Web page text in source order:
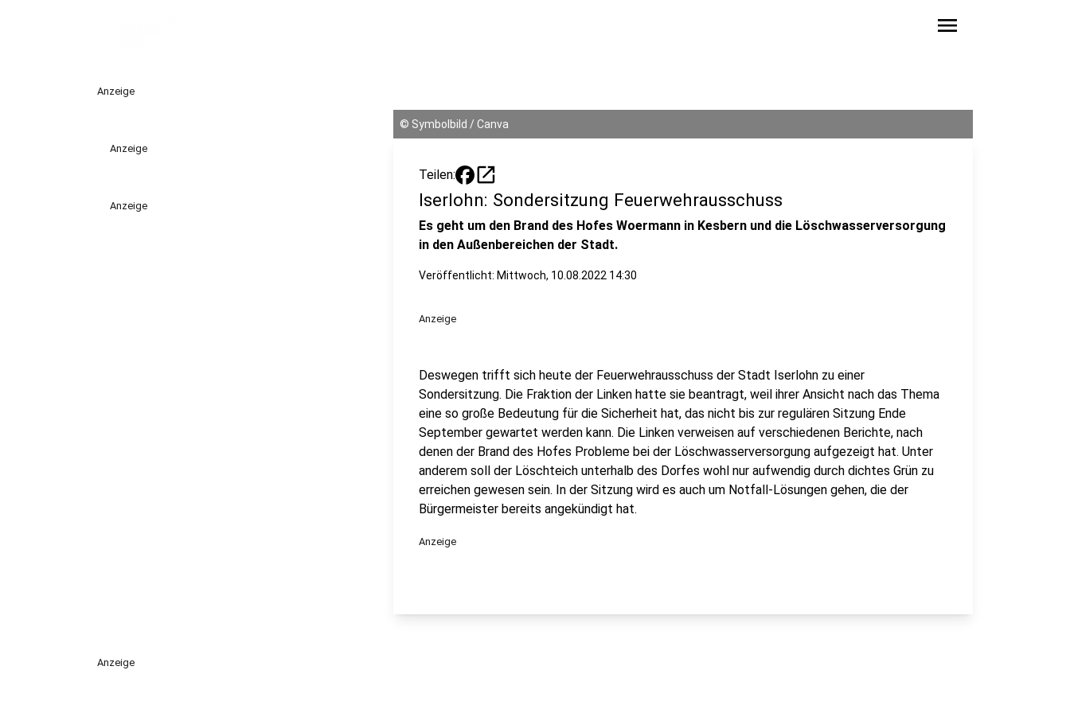
menu
Anzeige
Anzeige
Anzeige
© Symbolbild / Canva
Teilen: open_in_new
Iserlohn: Sondersitzung Feuerwehrausschuss
Es geht um den Brand des Hofes Woermann in Kesbern und die Löschwasserversorgung
in den Außenbereichen der Stadt.
Veröffentlicht: Mittwoch, 10.08.2022 14:30
Anzeige
Deswegen trifft sich heute der Feuerwehrausschuss der Stadt Iserlohn zu einer
Sondersitzung. Die Fraktion der Linken hatte sie beantragt, weil ihrer Ansicht nach das Thema
eine so große Bedeutung für die Sicherheit hat, das nicht bis zur regulären Sitzung Ende
September gewartet werden kann. Die Linken verweisen auf verschiedenen Berichte, nach
denen der Brand des Hofes Probleme bei der Löschwasserversorgung aufgezeigt hat. Unter
anderem soll der Löschteich unterhalb des Dorfes wohl nur aufwendig durch dichtes Grün zu
erreichen gewesen sein. In der Sitzung wird es auch um Notfall-Lösungen gehen, die der
Bürgermeister bereits angekündigt hat.
Anzeige
Anzeige